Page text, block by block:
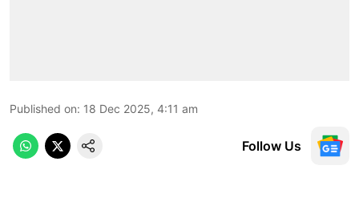
Published on: 18 Dec 2025, 4:11 am
Follow Us